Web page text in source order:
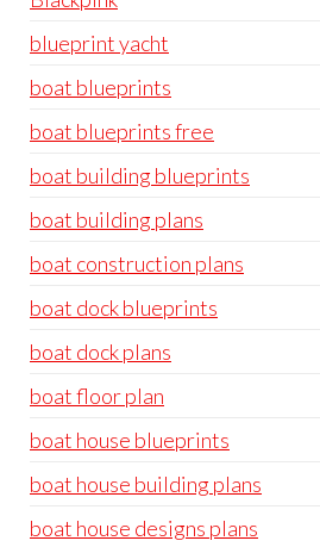
blueprint yacht
boat blueprints
boat blueprints free
boat building blueprints
boat building plans
boat construction plans
boat dock blueprints
boat dock plans
boat floor plan
boat house blueprints
boat house building plans
boat house designs plans